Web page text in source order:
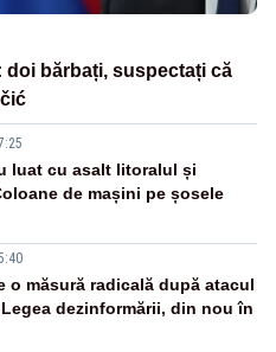
bărbați, suspectați că
luat cu asalt litoralul și
de mașini pe șosele
o măsură radicală după atacul
dezinformării, din nou în